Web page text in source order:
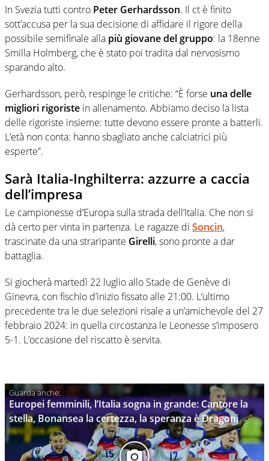
In Svezia tutti contro Peter Gerhardsson. Il ct è finito
sott’accusa per la sua decisione di affidare il rigore della
possibile semifinale alla più giovane del gruppo: la 18enne
Smilla Holmberg, che è stato poi tradita dal nervosismo
sparando alto.
Gerhardsson, però, respinge le critiche: “È forse una delle
migliori rigoriste in allenamento. Abbiamo deciso la lista
delle rigoriste insieme: tutte devono essere pronte a batterli.
L’età non conta: hanno sbagliato anche calciatrici più
esperte”.
Sarà Italia-Inghilterra: azzurre a caccia
dell’impresa
Le campionesse d’Europa sulla strada dell’Italia. Che non si
dà certo per vinta in partenza. Le ragazze di Soncin,
trascinate da una straripante Girelli, sono pronte a dar
battaglia.
Si giocherà martedì 22 luglio allo Stade de Genève di
Ginevra, con fischio d’inizio fissato alle 21:00. L’ultimo
precedente tra le due selezioni risale a un’amichevole del 27
febbraio 2024: in quella circostanza le Leonesse s’imposero
5-1. L’occasione del riscatto è servita.
Europei femminili, l’Italia sogna in grande: Cantore la
stella, Bonansea la certezza, la speranza è Dragoni